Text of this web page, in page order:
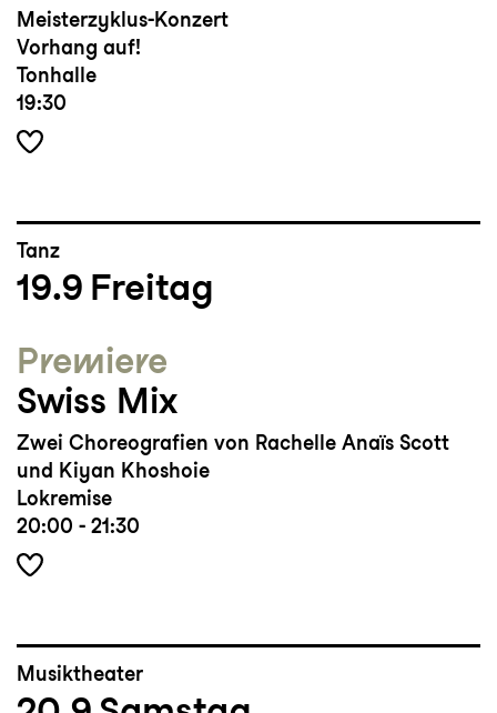
Meisterzyklus-Konzert
Vorhang auf!
Tonhalle
19:30
Tanz
19.9 Freitag
Premiere
Swiss Mix
Zwei Choreografien von Rachelle Anaïs Scott
und Kiyan Khoshoie
Lokremise
20:00 - 21:30
Musiktheater